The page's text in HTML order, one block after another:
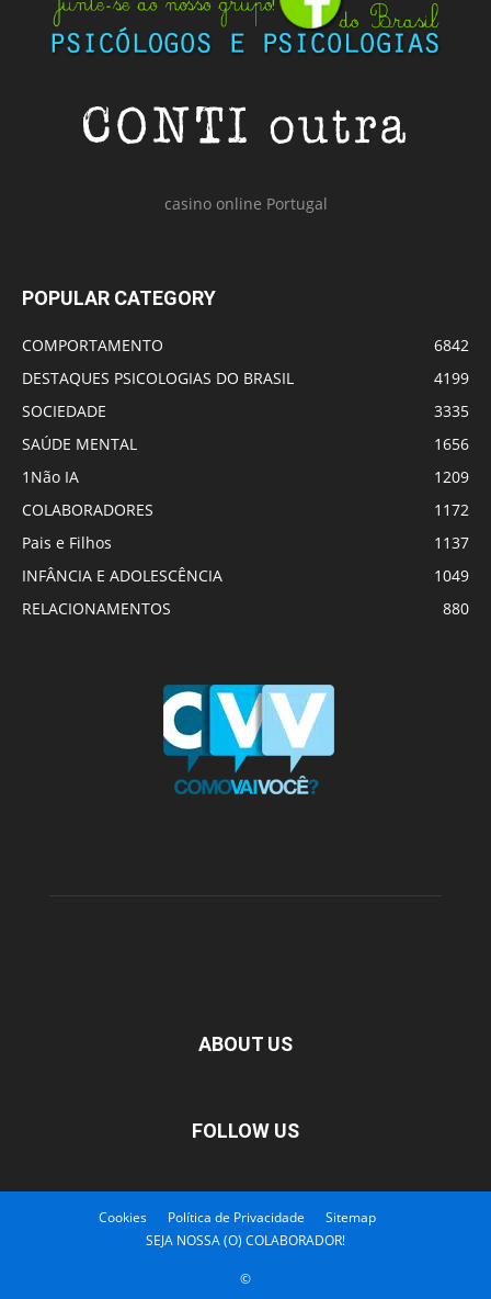
casino online Portugal
POPULAR CATEGORY
COMPORTAMENTO
6842
DESTAQUES PSICOLOGIAS DO BRASIL
4199
SOCIEDADE
3335
SAÚDE MENTAL
1656
1Não IA
1209
COLABORADORES
1172
Pais e Filhos
1137
INFÂNCIA E ADOLESCÊNCIA
1049
RELACIONAMENTOS
880
ABOUT US
FOLLOW US
Cookies Política de Privacidade
Sitemap
SEJA NOSSA (O) COLABORADOR!
©